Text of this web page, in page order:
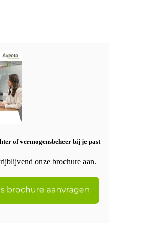
of vermogensbeheer bij je past
onze brochure aan.